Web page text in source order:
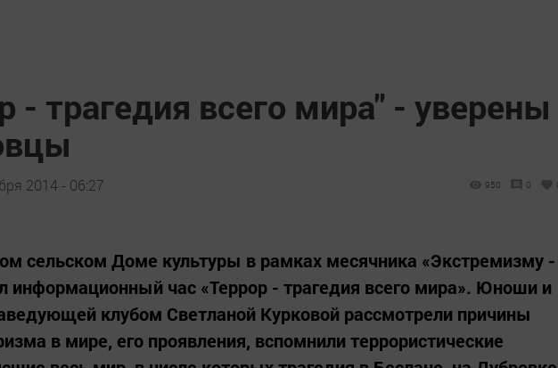
- трагедия всего мира" - уверены
2014 - 06:27 950 0
сельском Доме культуры в рамках месячника «Экстремизму -
информационный час «Террор - трагедия всего мира». Юноши и
клубом Светланой Курковой рассмотрели причины
в мире, его проявления, вспомнили террористические